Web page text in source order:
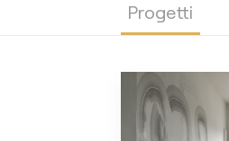
Progetti